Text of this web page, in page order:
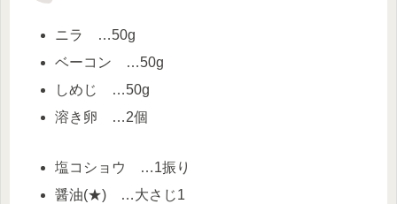
ニラ …50g
ベーコン …50g
しめじ …50g
溶き卵 …2個
塩コショウ …1振り
醤油(★) …大さじ1